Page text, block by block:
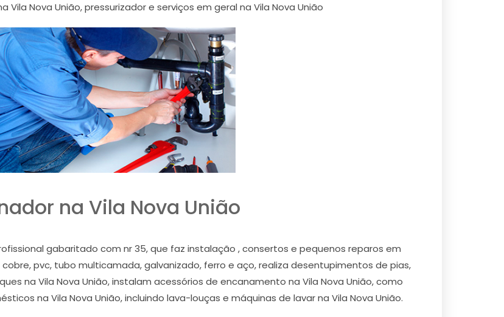
Vila Nova União, pressurizador e serviços em geral na Vila Nova União
na Vila Nova União
gabaritado com nr 35, que faz instalação , consertos e pequenos reparos em
pvc, tubo multicamada, galvanizado, ferro e aço, realiza desentupimentos de pias,
na Vila Nova União, instalam acessórios de encanamento na Vila Nova União, como
na Vila Nova União, incluindo lava-louças e máquinas de lavar na Vila Nova União.